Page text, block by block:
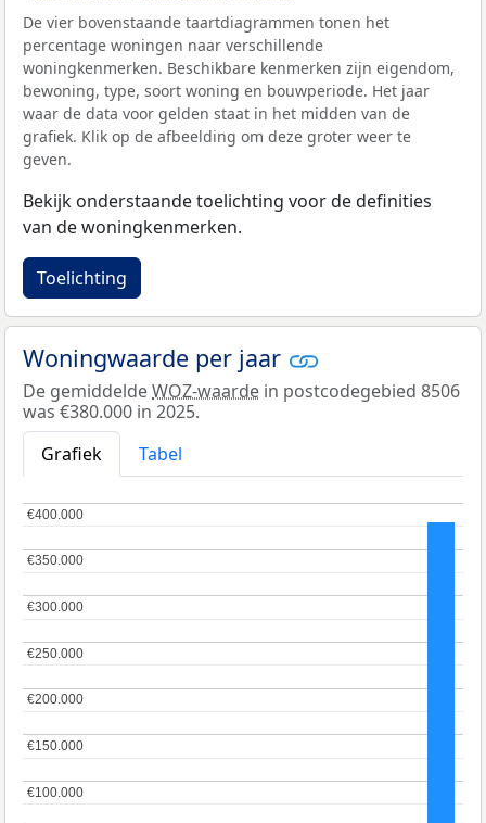
De vier bovenstaande taartdiagrammen tonen het
percentage woningen naar verschillende
woningkenmerken. Beschikbare kenmerken zijn eigendom,
bewoning, type, soort woning en bouwperiode. Het jaar
waar de data voor gelden staat in het midden van de
grafiek. Klik op de afbeelding om deze groter weer te
geven.
Bekijk onderstaande toelichting voor de definities
van de woningkenmerken.
Toelichting
Woningwaarde per jaar
De gemiddeldeWOZ-waarde in postcodegebied 8506
was €380.000 in 2025.
Grafiek
Tabel
€100.000
€100.000
€150.000
€150.000
€200.000
€200.000
€250.000
€250.000
€300.000
€300.000
€350.000
€350.000
€400.000
€400.000